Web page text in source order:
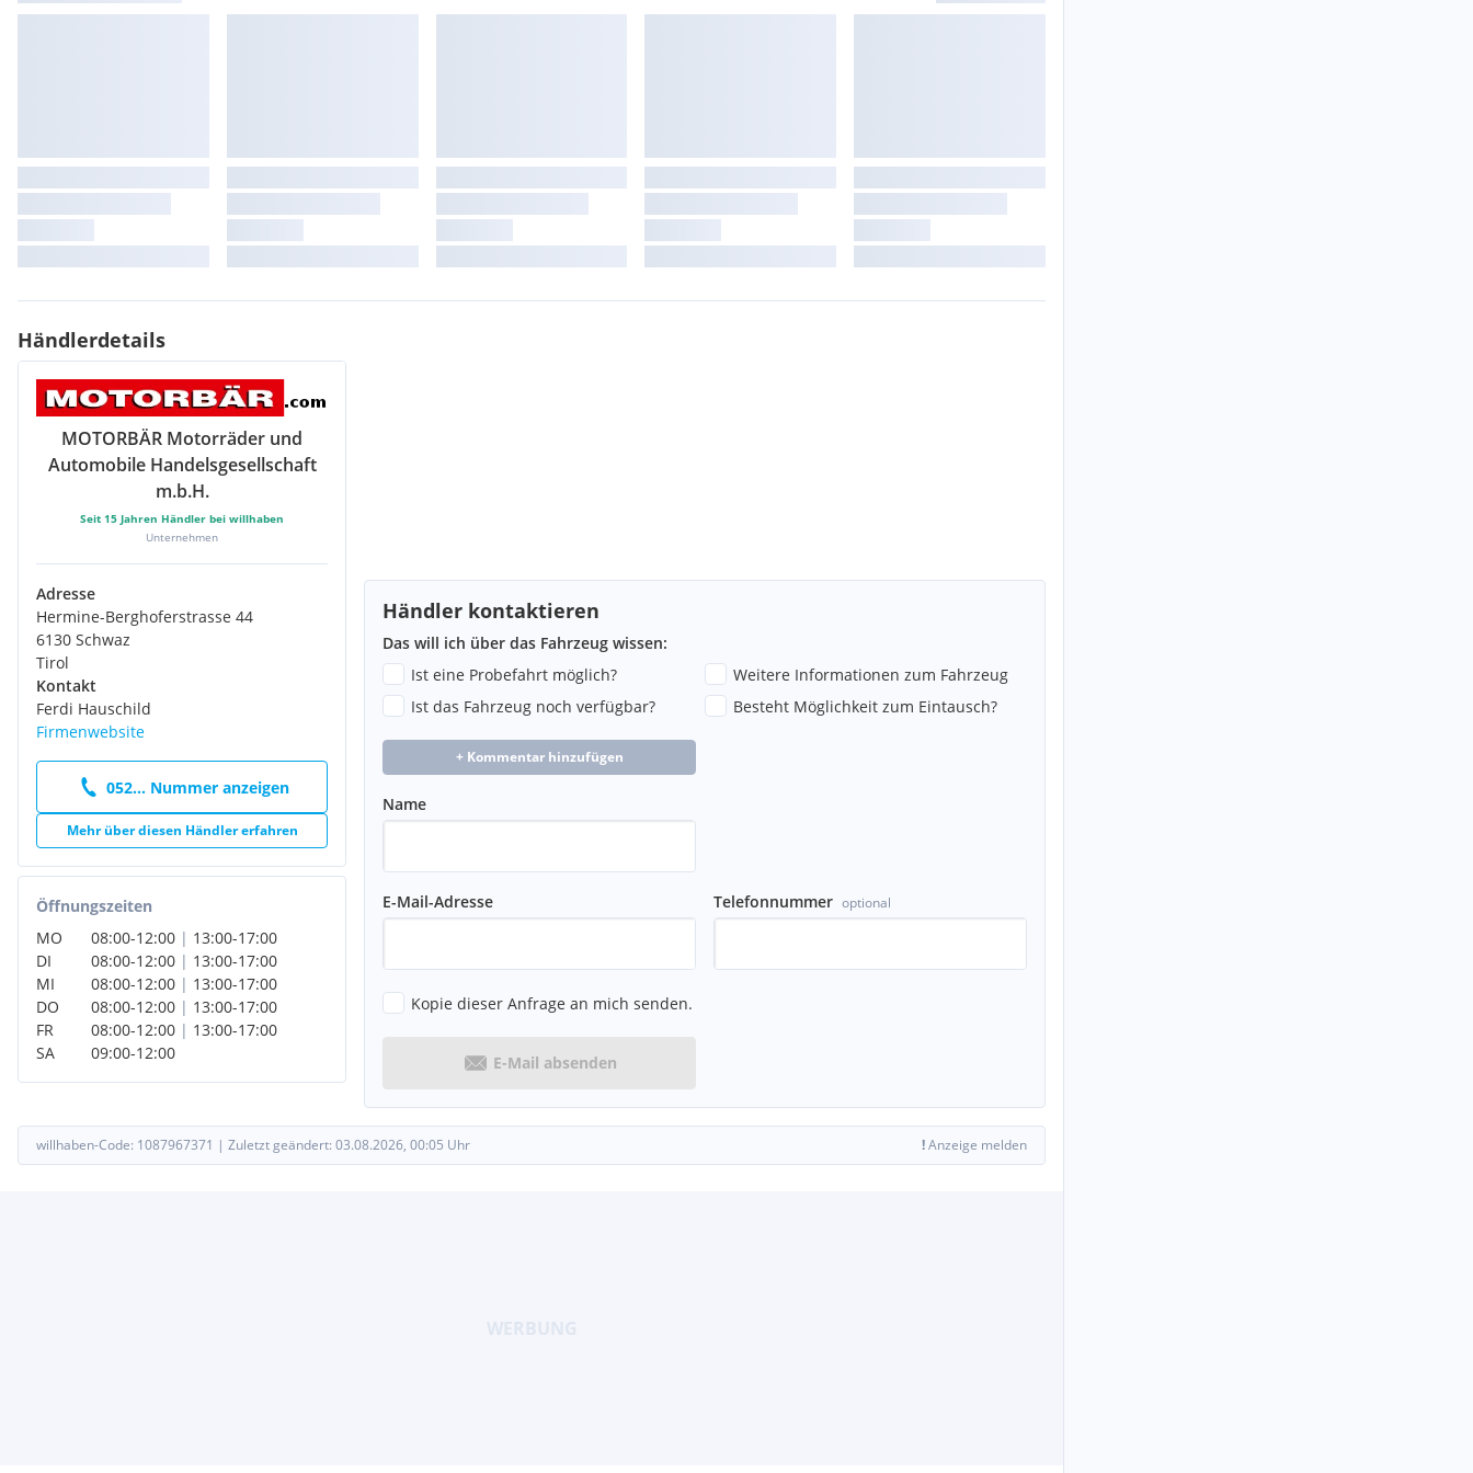
Händlerdetails
MOTORBÄR Motorräder und
Automobile Handelsgesellschaft
m.b.H.
Seit 15 Jahren Händler bei willhaben
Unternehmen
Adresse
Hermine-Berghoferstrasse 44
6130 Schwaz
Tirol
Kontakt
Ferdi Hauschild
Firmenwebsite
052... Nummer anzeigen
Mehr über diesen Händler erfahren
Öffnungszeiten
MO
08:00-12:00 | 13:00-17:00
DI
08:00-12:00 | 13:00-17:00
MI
08:00-12:00 | 13:00-17:00
DO
08:00-12:00 | 13:00-17:00
FR
08:00-12:00 | 13:00-17:00
SA
09:00-12:00
Händler kontaktieren
Das will ich über das Fahrzeug wissen:
Ist eine Probefahrt möglich?
Weitere Informationen zum Fahrzeug
Ist das Fahrzeug noch verfügbar?
Besteht Möglichkeit zum Eintausch?
+ Kommentar hinzufügen
Name
E-Mail-Adresse Telefonnummer optional
Kopie dieser Anfrage an mich senden.
E-Mail absenden
willhaben-Code: 1087967371 | Zuletzt geändert: 03.08.2026, 00:05 Uhr !Anzeige melden